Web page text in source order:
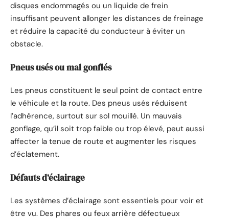
disques endommagés ou un liquide de frein
insuffisant peuvent allonger les distances de freinage
et réduire la capacité du conducteur à éviter un
obstacle.
Pneus usés ou mal gonflés
Les pneus constituent le seul point de contact entre
le véhicule et la route. Des pneus usés réduisent
l’adhérence, surtout sur sol mouillé. Un mauvais
gonflage, qu’il soit trop faible ou trop élevé, peut aussi
affecter la tenue de route et augmenter les risques
d’éclatement.
Défauts d’éclairage
Les systèmes d’éclairage sont essentiels pour voir et
être vu. Des phares ou feux arrière défectueux